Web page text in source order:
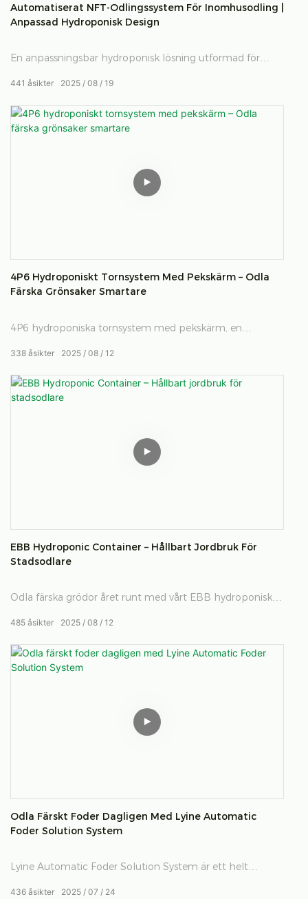
Automatiserat NFT-Odlingssystem För Inomhusodling |
Anpassad Hydroponisk Design
En anpassningsbar hydroponisk lösning utformad för
2025 08 19
441 åsikter
4P6 Hydroponiskt Tornsystem Med Pekskärm – Odla
Färska Grönsaker Smartare
4P6 hydroponiska tornsystem med pekskärm, en
pekskärmsgränssnitt automatiserar detta hydroponiska
torn näringstillförsel, belysning och vattning för att
jordbruk, 4P6-systemet hjälper dig att odla färska,
2025 08 12
338 åsikter
EBB Hydroponic Container – Hållbart Jordbruk För
Stadsodlare
Odla färska grödor året runt med vårt EBB hydroponiska
2025 08 12
485 åsikter
Odla Färskt Foder Dagligen Med Lyine Automatic
Foder Solution System
Lyine Automatic Foder Solution System är ett helt
2025 07 24
436 åsikter